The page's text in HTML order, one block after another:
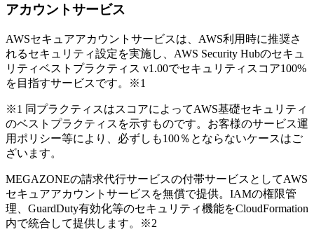
アカウントサービス
AWSセキュアアカウントサービスは、AWS利用時に推奨さ
れるセキュリティ設定を実施し、AWS Security Hubのセキュ
リティベストプラクティス v1.00でセキュリティスコア100%
を目指すサービスです。
※1
※1 同プラクティスはスコアによってAWS基礎セキュリティ
のベストプラクティスを示すものです。お客様のサービス運
用ポリシー等により、必ずしも100％とならないケースはご
ざいます。
MEGAZONEの請求代行サービスの付帯サービスとしてAWS
セキュアアカウントサービスを無償で提供。IAMの権限管
理、GuardDuty有効化等のセキュリティ機能をCloudFormation
内で統合して提供します。
※2